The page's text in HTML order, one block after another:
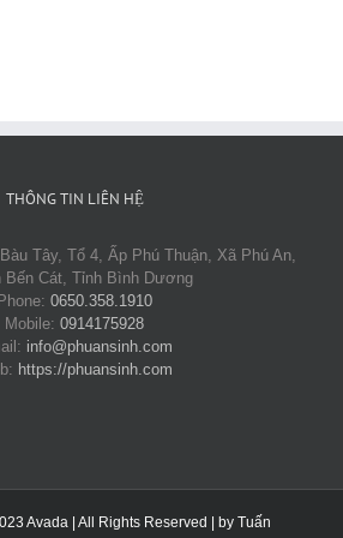
THÔNG TIN LIÊN HỆ
Tây, Tổ 4, Ấp Phú Thuận, Xã Phú An,
Bến Cát, Tỉnh Bình Dương
Phone: 0650.358.1910
Mobile: 0914175928
info@phuansinh.com
https://phuansinh.com
Avada | All Rights Reserved | by Tuấn